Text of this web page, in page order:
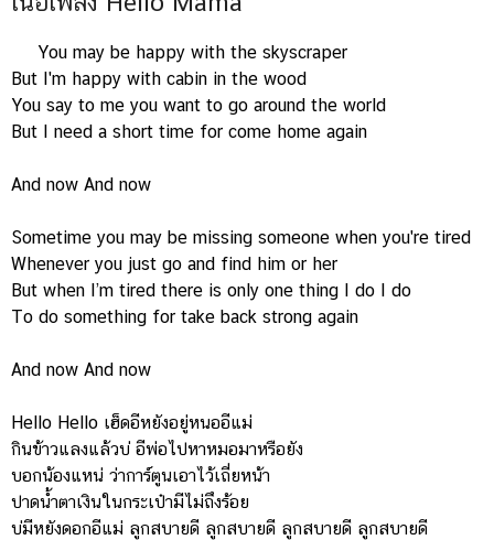
You may be happy with the skyscraper
But I'm happy with cabin in the wood
You say to me you want to go around the world
But I need a short time for come home again
And now And now
Sometime you may be missing someone when you're tired
Whenever you just go and find him or her
But when I’m tired there is only one thing I do I do
To do something for take back strong again
And now And now
Hello Hello เฮ็ดอีหยังอยู่หนออีแม่
กินข้าวแลงแล้วบ่ อีพ่อไปหาหมอมาหรือยัง
บอกน้องแหน่ ว่าการ์ตูนเอาไว้เถี่ยหน้า
ปาดน้ำตาเงินในกระเป๋ามีไม่ถึงร้อย
บ่มีหยังดอกอีแม่ ลูกสบายดี ลูกสบายดี ลูกสบายดี ลูกสบายดี